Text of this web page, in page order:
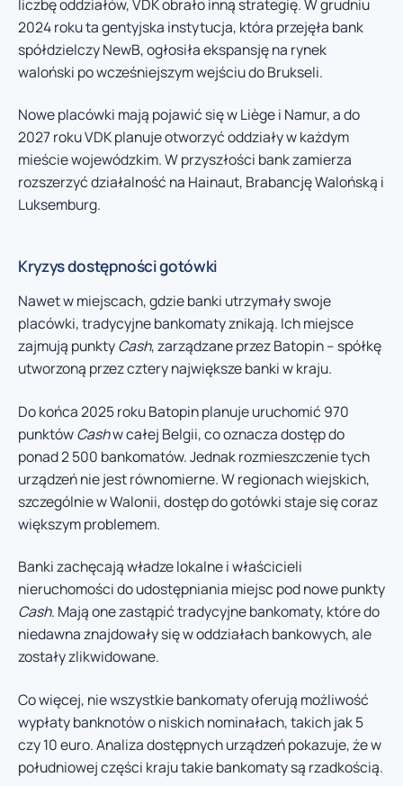
liczbę oddziałów, VDK obrało inną strategię. W grudniu
2024 roku ta gentyjska instytucja, która przejęła bank
spółdzielczy NewB, ogłosiła ekspansję na rynek
waloński po wcześniejszym wejściu do Brukseli.
Nowe placówki mają pojawić się w Liège i Namur, a do
2027 roku VDK planuje otworzyć oddziały w każdym
mieście wojewódzkim. W przyszłości bank zamierza
rozszerzyć działalność na Hainaut, Brabancję Walońską i
Luksemburg.
Kryzys dostępności gotówki
Nawet w miejscach, gdzie banki utrzymały swoje
placówki, tradycyjne bankomaty znikają. Ich miejsce
zajmują punktyCash, zarządzane przez Batopin – spółkę
utworzoną przez cztery największe banki w kraju.
Do końca 2025 roku Batopin planuje uruchomić 970
punktówCashw całej Belgii, co oznacza dostęp do
ponad 2 500 bankomatów. Jednak rozmieszczenie tych
urządzeń nie jest równomierne. W regionach wiejskich,
szczególnie w Walonii, dostęp do gotówki staje się coraz
większym problemem.
Banki zachęcają władze lokalne i właścicieli
nieruchomości do udostępniania miejsc pod nowe punkty
Cash. Mają one zastąpić tradycyjne bankomaty, które do
niedawna znajdowały się w oddziałach bankowych, ale
zostały zlikwidowane.
Co więcej, nie wszystkie bankomaty oferują możliwość
wypłaty banknotów o niskich nominałach, takich jak 5
czy 10 euro. Analiza dostępnych urządzeń pokazuje, że w
południowej części kraju takie bankomaty są rzadkością.